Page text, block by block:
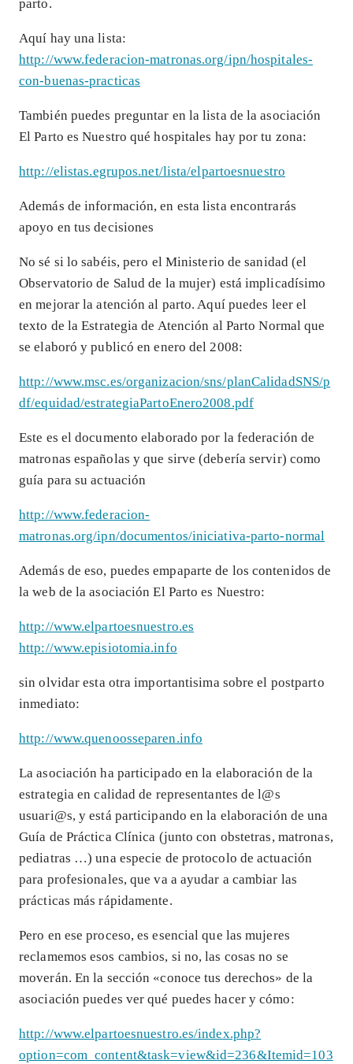
parto.
Aquí hay una lista:
http://www.federacion-matronas.org/ipn/hospitales-
con-buenas-practicas
También puedes preguntar en la lista de la asociación
El Parto es Nuestro qué hospitales hay por tu zona:
http://elistas.egrupos.net/lista/elpartoesnuestro
Además de información, en esta lista encontrarás
apoyo en tus decisiones
No sé si lo sabéis, pero el Ministerio de sanidad (el
Observatorio de Salud de la mujer) está implicadísimo
en mejorar la atención al parto. Aquí puedes leer el
texto de la Estrategia de Atención al Parto Normal que
se elaboró y publicó en enero del 2008:
http://www.msc.es/organizacion/sns/planCalidadSNS/p
df/equidad/estrategiaPartoEnero2008.pdf
Este es el documento elaborado por la federación de
matronas españolas y que sirve (debería servir) como
guía para su actuación
http://www.federacion-
matronas.org/ipn/documentos/iniciativa-parto-normal
Además de eso, puedes empaparte de los contenidos de
la web de la asociación El Parto es Nuestro:
http://www.elpartoesnuestro.es
http://www.episiotomia.info
sin olvidar esta otra importantisima sobre el postparto
inmediato:
http://www.quenoosseparen.info
La asociación ha participado en la elaboración de la
estrategia en calidad de representantes de l@s
usuari@s, y está participando en la elaboración de una
Guía de Práctica Clínica (junto con obstetras, matronas,
pediatras …) una especie de protocolo de actuación
para profesionales, que va a ayudar a cambiar las
prácticas más rápidamente.
Pero en ese proceso, es esencial que las mujeres
reclamemos esos cambios, si no, las cosas no se
moverán. En la sección «conoce tus derechos» de la
asociación puedes ver qué puedes hacer y cómo:
http://www.elpartoesnuestro.es/index.php?
option=com_content&task=view&id=236&Itemid=103